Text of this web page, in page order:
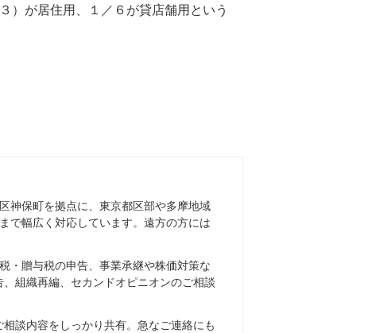
）が居住用、１／６が貸店舗用という
神保町を拠点に、東京都区部や多摩地域
で幅広く対応しています。遠方の方には
・贈与税の申告、事業承継や株価対策な
組織再編、セカンドオピニオンのご相談
談内容をしっかり共有。急なご連絡にも